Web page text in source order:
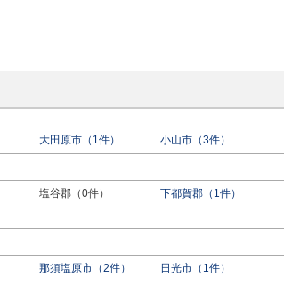
大田原市（1件） 小山市（3件）
塩谷郡（0件）
下都賀郡（1件）
那須塩原市（2件） 日光市（1件）